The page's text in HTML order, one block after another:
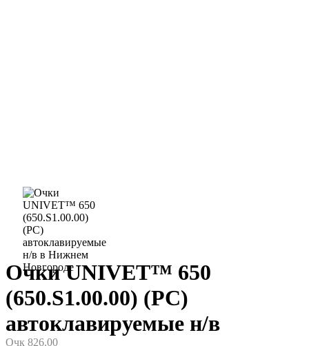
Очки UNIVET™ 650
(650.S1.00.00) (РС)
автоклавируемые н/в
Очк 826.00